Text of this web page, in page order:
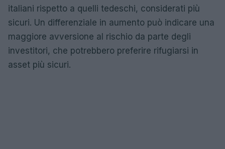
italiani rispetto a quelli tedeschi, considerati più
sicuri. Un differenziale in aumento può indicare una
maggiore avversione al rischio da parte degli
investitori, che potrebbero preferire rifugiarsi in
asset più sicuri.